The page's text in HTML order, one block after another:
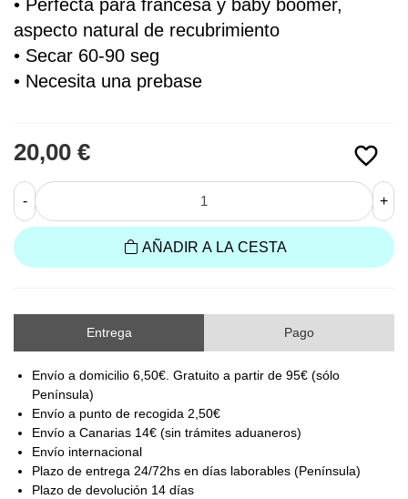
• Perfecta para francesa y baby boomer,
aspecto natural de recubrimiento
• Secar 60-90 seg
• Necesita una prebase
favorite_border
20,00 €
- +
AÑADIR A LA CESTA
Entrega Pago
Envío a domicilio 6,50€. Gratuito a partir de 95€ (sólo
Península)
Envío a punto de recogida 2,50€
Envío a Canarias 14€ (sin trámites aduaneros)
Envío internacional
Plazo de entrega 24/72hs en días laborables (Península)
Plazo de devolución 14 días